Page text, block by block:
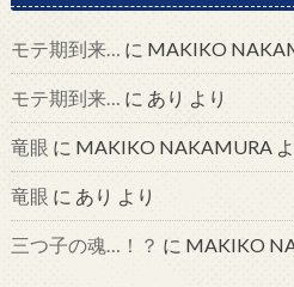
モテ期到来… に MAKIKO
モテ期到来… に あり より
竜眼 に MAKIKO NAKAMURA
竜眼 に あり より
三つ子の魂…！？ に MAKIKO